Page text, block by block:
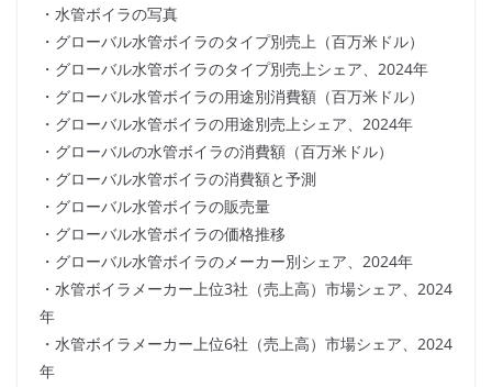
・水管ボイラの写真
・グローバル水管ボイラのタイプ別売上（百万米ドル）
・グローバル水管ボイラのタイプ別売上シェア、2024年
・グローバル水管ボイラの用途別消費額（百万米ドル）
・グローバル水管ボイラの用途別売上シェア、2024年
・グローバルの水管ボイラの消費額（百万米ドル）
・グローバル水管ボイラの消費額と予測
・グローバル水管ボイラの販売量
・グローバル水管ボイラの価格推移
・グローバル水管ボイラのメーカー別シェア、2024年
・水管ボイラメーカー上位3社（売上高）市場シェア、2024
年
・水管ボイラメーカー上位6社（売上高）市場シェア、2024
年